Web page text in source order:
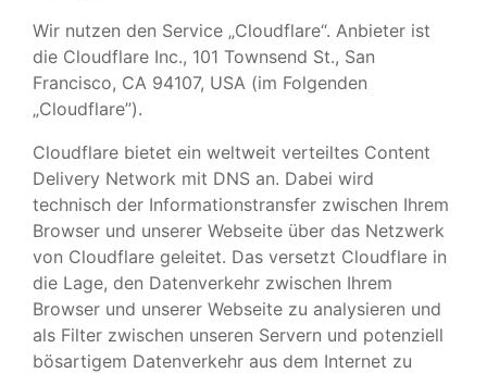
Wir nutzen den Service „Cloudflare“. Anbieter ist
die Cloudflare Inc., 101 Townsend St., San
Francisco, CA 94107, USA (im Folgenden
„Cloudflare”).
Cloudflare bietet ein weltweit verteiltes Content
Delivery Network mit DNS an. Dabei wird
technisch der Informationstransfer zwischen Ihrem
Browser und unserer Webseite über das Netzwerk
von Cloudflare geleitet. Das versetzt Cloudflare in
die Lage, den Datenverkehr zwischen Ihrem
Browser und unserer Webseite zu analysieren und
als Filter zwischen unseren Servern und potenziell
bösartigem Datenverkehr aus dem Internet zu